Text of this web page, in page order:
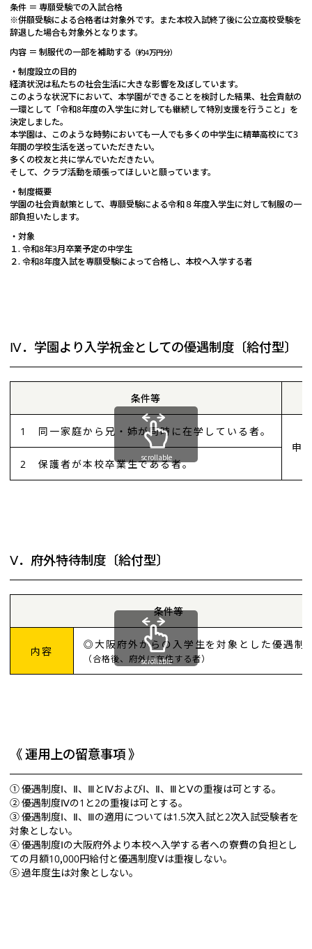
条件 ＝ 専願受験での入試合格
※併願受験による合格者は対象外です。また本校入試終了後に公立高校受験を
辞退した場合も対象外となります。
内容 ＝ 制服代の一部を補助する （約4万円分）
・制度設立の目的
経済状況は私たちの社会生活に大きな影響を及ぼしています。
このような状況下において、本学園ができることを検討した結果、社会貢献の
一環として「令和8年度の入学生に対しても継続して特別支援を行うこと」を
決定しました。
本学園は、このような時勢においても一人でも多くの中学生に精華高校にて3
年間の学校生活を送っていただきたい。
多くの校友と共に学んでいただきたい。
そして、クラブ活動を頑張ってほしいと願っています。
・制度概要
学園の社会貢献策として、専願受験による令和８年度入学生に対して制服の一
部負担いたします。
・対象
１. 令和8年3月卒業予定の中学生
２. 令和8年度入試を専願受験によって合格し、本校へ入学する者
Ⅳ．学園より入学祝金としての優遇制度〔給付型〕
条件等
1 同一家庭から兄・姉が同時に在学している者。
申
2 保護者が本校卒業生である者。
scrollable
Ⅴ．府外特待制度〔給付型〕
条件等
内容 ◎大阪府外からの入学生を対象とした優遇制
（合格後、府外に在住する者）
scrollable
《 運用上の留意事項 》
① 優遇制度Ⅰ、Ⅱ、ⅢとⅣおよびⅠ、Ⅱ、ⅢとⅤの重複は可とする。
② 優遇制度Ⅳの1と2の重複は可とする。
③ 優遇制度Ⅰ、Ⅱ、Ⅲの適用については1.5次入試と2次入試受験者を
対象としない。
④ 優遇制度Ⅰの大阪府外より本校へ入学する者への寮費の負担とし
ての月額10,000円給付と優遇制度Ⅴは重複しない。
⑤ 過年度生は対象としない。